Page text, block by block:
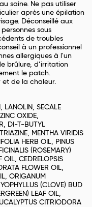
saine. Ne pas utiliser
après une épilation
Déconseillé aux
sous
de troubles
à un professionnel
allergiques à l'un
brûlure, d’irritation
le patch.
et de la chaleur.
LANOLIN, SECALE
OXIDE,
DI-T-BUTYL
MENTHA VIRIDIS
HERB OIL, PINUS
(ROSEMARY)
OIL, CEDRELOPSIS
FLOWER OIL,
ORIGANUM
(CLOVE) BUD
LEAF OIL,
CITRIODORA